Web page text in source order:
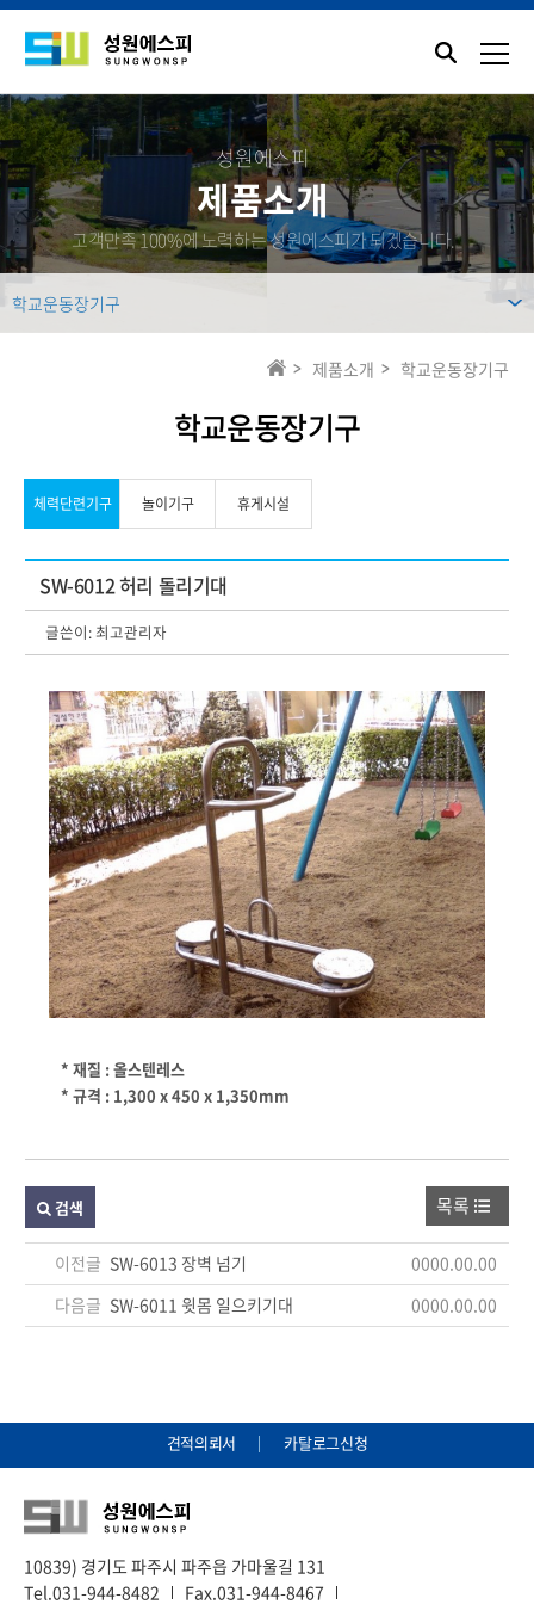
성원에스피
제품소개
고객만족 100%에 노력하는 성원에스피가 되겠습니다.
학교운동장기구
제품소개 학교운동장기구
학교운동장기구
체력단련기구 놀이기구 휴게시설
SW-6012 허리 돌리기대
글쓴이: 최고관리자
* 재질 : 올스텐레스
* 규격 : 1,300 x 450 x 1,350mm
검색 목록
이전글 SW-6013 장벽 넘기
0000.00.00
다음글 SW-6011 윗몸 일으키기대 0000.00.00
견적의뢰서 카탈로그신청
10839) 경기도 파주시 파주읍 가마울길 131
Tel.031-944-8482
Fax.031-944-8467